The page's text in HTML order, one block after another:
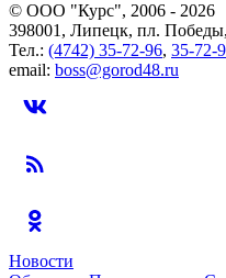
© ООО "Курс", 2006 - 2026
398001, Липецк, пл.
Тел.: (4742) 35-72-96, 35-72-
email: boss@gorod48.ru
Новости